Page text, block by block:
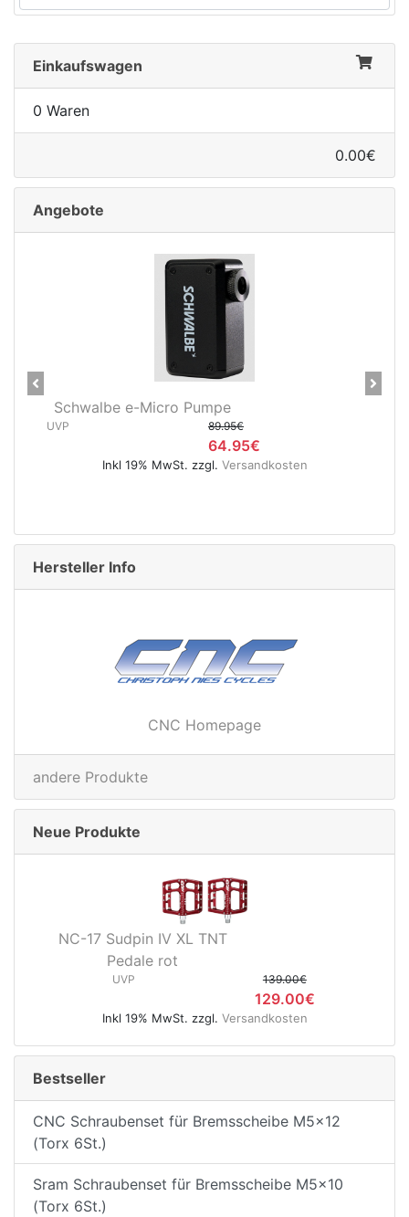
Einkaufswagen
0 Waren
0.00€
Angebote
Schwalbe MTB Schlauch 26"
SV12S
Previous Next
Hersteller Info
CNC Homepage
andere Produkte
Neue Produkte
NC-17 Sudpin IV XL TNT
Pedale rot
UVP 139.00€
129.00€
Inkl 19% MwSt. zzgl. Versandkosten
Bestseller
CNC Schraubenset für Bremsscheibe M5x12
(Torx 6St.)
Sram Schraubenset für Bremsscheibe M5x10
(Torx 6St.)